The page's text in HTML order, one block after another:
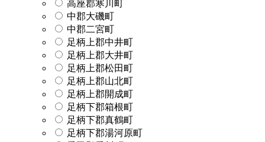
高座郡寒川町
中郡大磯町
中郡二宮町
足柄上郡中井町
足柄上郡大井町
足柄上郡松田町
足柄上郡山北町
足柄上郡開成町
足柄下郡箱根町
足柄下郡真鶴町
足柄下郡湯河原町